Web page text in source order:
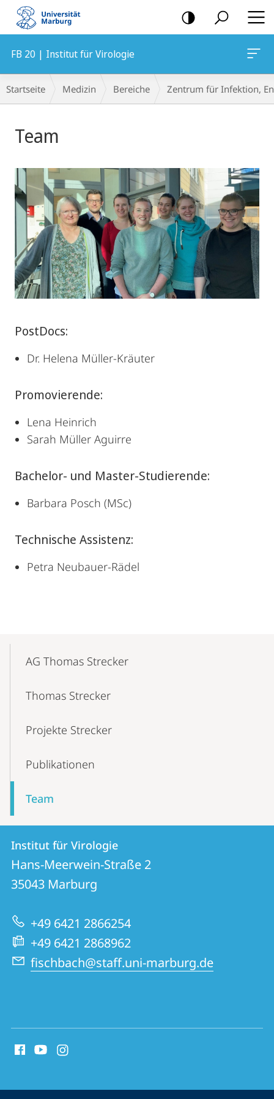
Mobile-
Navigation
FB 20 | Institut für Virologie
Breadcrumb-
Navigation
Startseite Medizin Bereiche Zentrum für Infektion,
Team
PostDocs:
Dr. Helena Müller-Kräuter
Promovierende:
Lena Heinrich
Sarah Müller Aguirre
Bachelor- und Master-Studierende:
Barbara Posch (MSc)
Technische Assistenz:
Petra Neubauer-Rädel
NavigationAG Thomas Strecker
Thomas Strecker
Projekte Strecker
Publikationen
Team
Kontakt
und
Informationen
zur
Website
Kontaktinformationen
Institut
für
Institut für Virologie
Hans-Meerwein-Straße 2
35043 Marburg
+49 6421 2866254
+49 6421 2868962
fischbach@staff.uni-marburg.de
Media